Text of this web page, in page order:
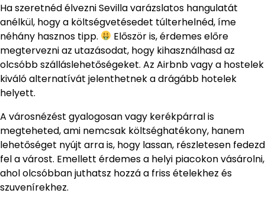
Ha szeretnéd élvezni Sevilla varázslatos hangulatát
anélkül, hogy a költségvetésedet túlterhelnéd, íme
néhány hasznos tipp.
Először is, érdemes előre
megtervezni az utazásodat, hogy kihasználhasd az
olcsóbb szálláslehetőségeket. Az Airbnb vagy a hostelek
kiváló alternatívát jelenthetnek a drágább hotelek
helyett.
A városnézést gyalogosan vagy kerékpárral is
megteheted, ami nemcsak költséghatékony, hanem
lehetőséget nyújt arra is, hogy lassan, részletesen fedezd
fel a várost. Emellett érdemes a helyi piacokon vásárolni,
ahol olcsóbban juthatsz hozzá a friss ételekhez és
szuvenírekhez.